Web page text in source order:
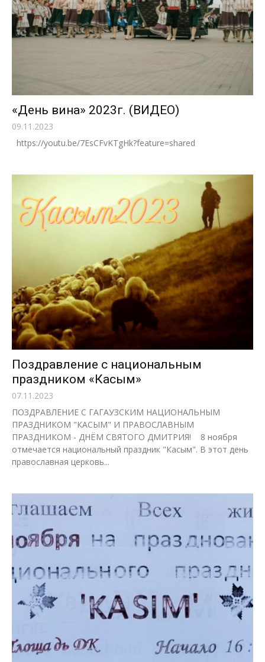
«День вина» 2023г. (ВИДЕО)
09.11.2023
https://youtu.be/7EsCFvKTgHk?feature=shared
Поздравление с национальным
праздником «Касым»
07.11.2023
ПОЗДРАВЛЕНИЕ С ГАГАУЗСКИМ НАЦИОНАЛЬНЫМ
ПРАЗДНИКОМ "КАСЫМ" И ПРАВОСЛАВНЫМ
ПРАЗДНИКОМ - ДНЁМ СВЯТОГО ДМИТРИЯ! 8 ноября
отмечается национальный праздник "Касым". В этот день
православная церковь...